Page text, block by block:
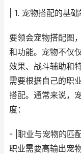
| 1. 宠物搭配的基
要领会宠物搭配图
和功能。宠物不仅
效果、战斗辅助和
需要根据自己的职
搭配。通常来说，
度：
- |职业与宠物的匹
职业需要高输出宠